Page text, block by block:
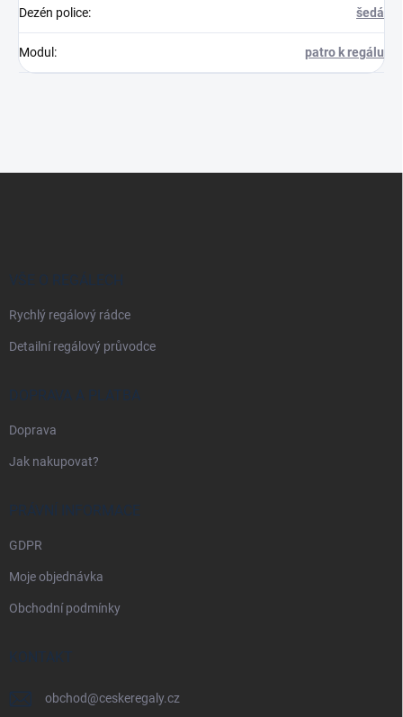
Dezén police: šedá
Modul : patro k regálu
VŠE O REGÁLECH
Rychlý regálový rádce
Detailní regálový průvodce
DOPRAVA A PLATBA
Doprava
Jak nakupovat?
PRÁVNÍ INFORMACE
GDPR
Moje objednávka
Obchodní podmínky
KONTAKT
obchod@ceskeregaly.cz